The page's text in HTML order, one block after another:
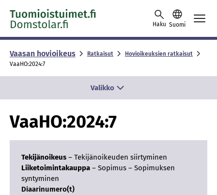
Skip to content -saavutettavuusohje
Haku Suomi
Vaasan hovioikeus Ratkaisut
Hovioikeuksien ratkaisut
Vaa­HO:2024:7
Valikko
Vaa­HO:2024:7
Tekijänoikeus – Tekijänoikeuden siirtyminen
Liiketoimintakauppa – Sopimus – Sopimuksen
syntyminen
Diaarinumero(t)